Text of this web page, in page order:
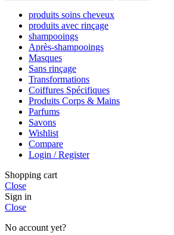
produits soins cheveux
produits avec rinçage
shampooings
Après-shampooings
Masques
Sans rinçage
Transformations
Coiffures Spécifiques
Produits Corps & Mains
Parfums
Savons
Wishlist
Compare
Login / Register
Shopping cart
Close
Sign in
Close
No account yet?